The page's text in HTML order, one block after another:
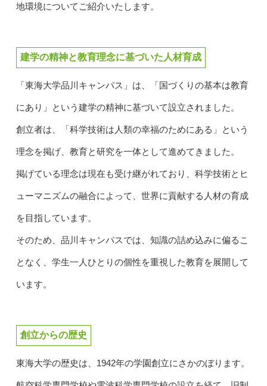
地環境についてご紹介いたします。
建学の精神と教育理念に基づいた人材育成
「東海大学品川キャンパス」は、「国づくりの基本は教育
にあり」という建学の精神に基づいて設立されました。
創立者は、「科学技術は人類の幸福のためにある」という
理念を掲げ、教育と研究を一体として進めてきました。
掲げている理念は現在も受け継がれており、科学技術とヒ
ューマニズムの融合によって、世界に貢献する人材の育成
を目指しています。
そのため、品川キャンパスでは、知識の詰め込みに偏るこ
となく、学生一人ひとりの個性を重視した教育を展開して
います。
創立からの歴史
東海大学の歴史は、1942年の学園創立にさかのぼります。